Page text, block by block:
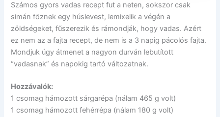
Számos gyors vadas recept fut a neten, sokszor csak
simán főznek egy húslevest, lemixelik a végén a
zöldségeket, fűszerezik és rámondják, hogy vadas. Azért
ez nem az a fajta recept, de nem is a 3 napig pácolós fajta.
Mondjuk úgy átmenet a nagyon durván lebutított
“vadasnak” és napokig tartó változatnak.
Hozzávalók:
1 csomag hámozott sárgarépa (nálam 465 g volt)
1 csomag hámozott fehérrépa (nálam 180 g volt)